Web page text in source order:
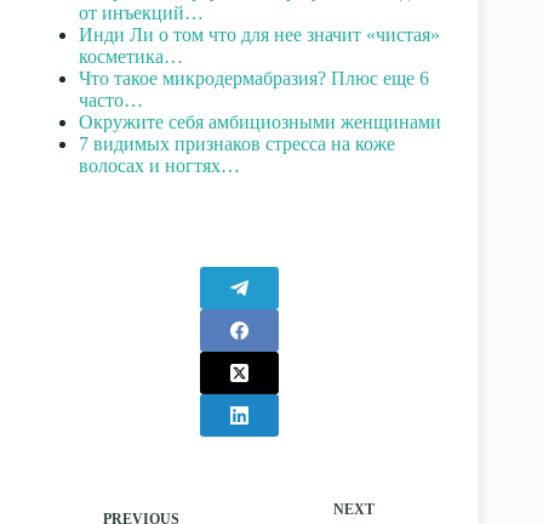
от инъекций…
Инди Ли о том что для нее значит «чистая»
косметика…
Что такое микродермабразия? Плюс еще 6
часто…
Окружите себя амбициозными женщинами
7 видимых признаков стресса на коже
волосах и ногтях…
PREVIOUS
NEXT